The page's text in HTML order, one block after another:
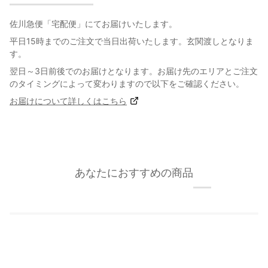
佐川急便「宅配便」にてお届けいたします。
平日15時までのご注文で当日出荷いたします。玄関渡しとなりま
す。
翌日～3日前後でのお届けとなります。お届け先のエリアとご注文
のタイミングによって変わりますので以下をご確認ください。
お届けについて詳しくはこちら
あなたにおすすめの商品